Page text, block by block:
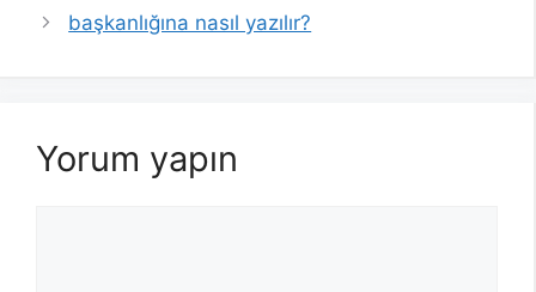
başkanlığına nasıl yazılır?
Yorum yapın